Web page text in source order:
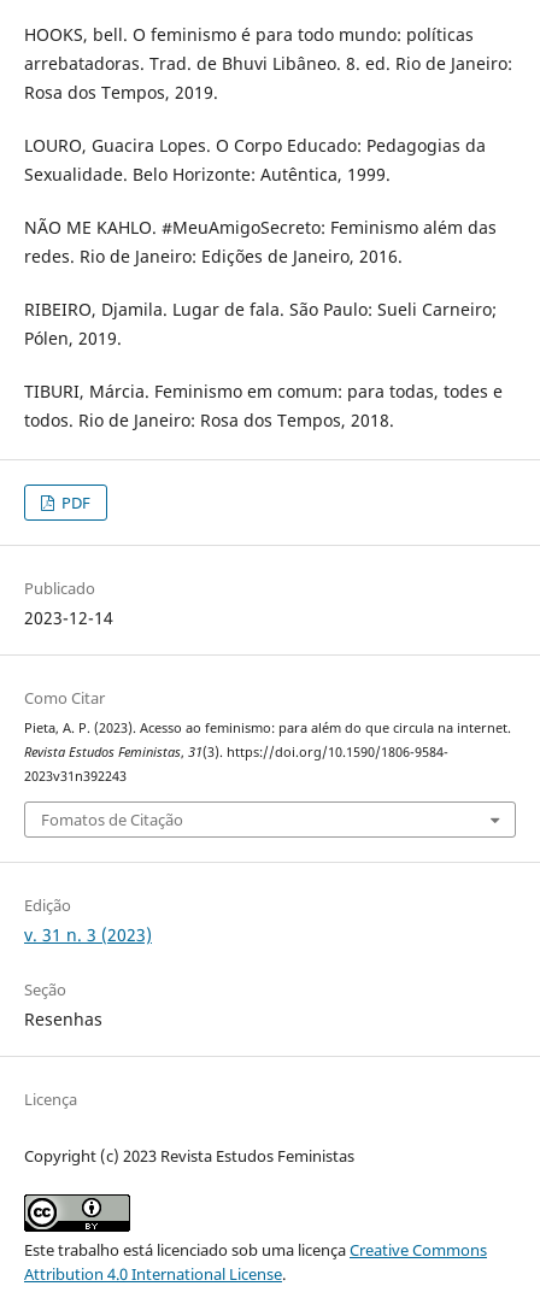
HOOKS, bell. O feminismo é para todo mundo: políticas
arrebatadoras. Trad. de Bhuvi Libâneo. 8. ed. Rio de Janeiro:
Rosa dos Tempos, 2019.
LOURO, Guacira Lopes. O Corpo Educado: Pedagogias da
Sexualidade. Belo Horizonte: Autêntica, 1999.
NÃO ME KAHLO. #MeuAmigoSecreto: Feminismo além das
redes. Rio de Janeiro: Edições de Janeiro, 2016.
RIBEIRO, Djamila. Lugar de fala. São Paulo: Sueli Carneiro;
Pólen, 2019.
TIBURI, Márcia. Feminismo em comum: para todas, todes e
todos. Rio de Janeiro: Rosa dos Tempos, 2018.
PDF
Publicado
2023-12-14
Como Citar
Pieta, A. P. (2023). Acesso ao feminismo: para além do que circula na internet.
Revista Estudos Feministas, 31(3). https://doi.org/10.1590/1806-9584-
2023v31n392243
Fomatos de Citação
Edição
v. 31 n. 3 (2023)
Seção
Resenhas
Licença
Copyright (c) 2023 Revista Estudos Feministas
Este trabalho está licenciado sob uma licençaCreative Commons
Attribution 4.0 International License.